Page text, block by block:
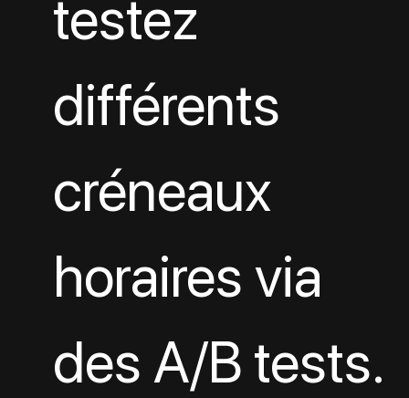
testez
différents
créneaux
horaires via
des A/B tests.